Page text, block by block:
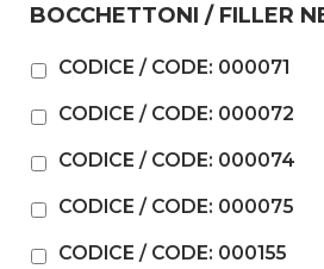
BOCCHETTONI / FILLER
CODICE / CODE: 000071
CODICE / CODE: 000072
CODICE / CODE: 000074
CODICE / CODE: 000075
CODICE / CODE: 000155